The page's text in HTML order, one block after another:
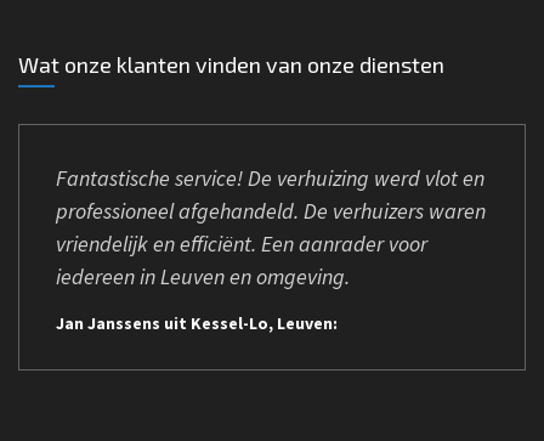
Wat onze klanten vinden van onze diensten
Fantastische service! De verhuizing werd vlot en
professioneel afgehandeld. De verhuizers waren
vriendelijk en efficiënt. Een aanrader voor
iedereen in Leuven en omgeving.
Jan Janssens uit Kessel-Lo, Leuven: